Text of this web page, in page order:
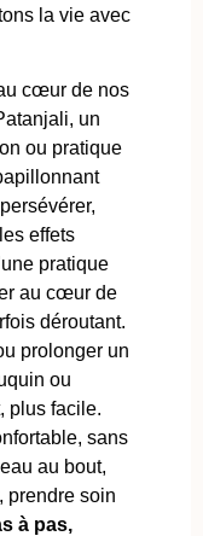
la vie avec
cœur de nos
un
ou pratique
effets
pratique
au cœur de
déroutant.
prolonger un
ou
plus facile.
sans
au bout,
prendre soin
à pas,